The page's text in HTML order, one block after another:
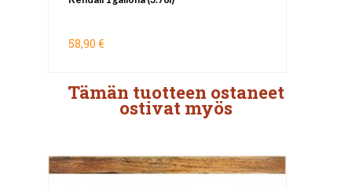
58,90 €
Tämän tuotteen ostaneet
ostivat myös